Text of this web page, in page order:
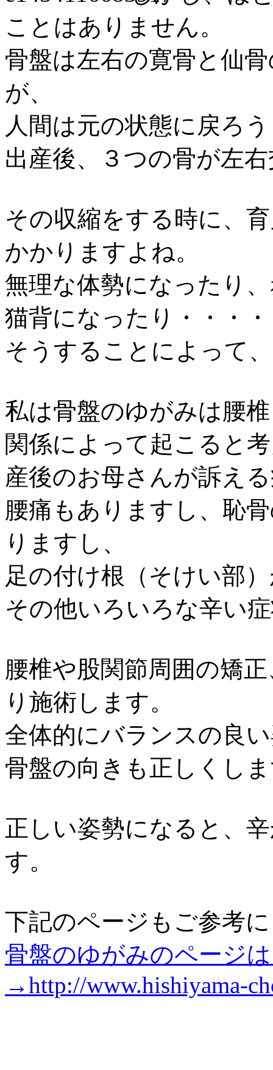
ことはありません。
骨盤は左右の寛骨と仙
が、
人間は元の状態に戻ろ
出産後、３つの骨が左
その収縮をする時に、
かかりますよね。
無理な体勢になったり
猫背になったり・・・・
そうすることによって
私は骨盤のゆがみは腰
関係によって起こると
産後のお母さんが訴え
腰痛もありますし、恥
りますし、
足の付け根（そけい部
その他いろいろな辛い
腰椎や股関節周囲の矯
り施術します。
全体的にバランスの良
骨盤の向きも正しくし
正しい姿勢になると、
す。
下記のページもご参考
骨盤のゆがみのページ
→http://www.hishiyama-